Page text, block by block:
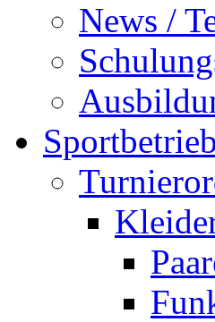
News /
Sportbetrieb